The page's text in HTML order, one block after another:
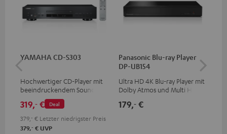
YAMAHA CD-S303
Hochwertiger CD-Player mit
beeindruckendem Sound und
wertiger Verarbeitung
Deal
319,‐ €
379, ‐ € Letzter niedrigster Preis
379,‐ € UVP
Panasonic Blu-ray Player
DP-UB154
Ultra HD 4K Blu-ray Player mit
Dolby Atmos und Multi HDR-
HDR10+ für eine überragende
179,‐ €